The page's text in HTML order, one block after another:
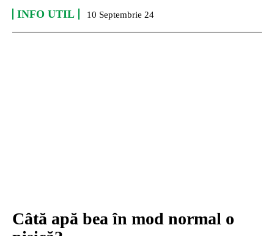
INFO UTIL 10 Septembrie 24
Câtă apă bea în mod normal o